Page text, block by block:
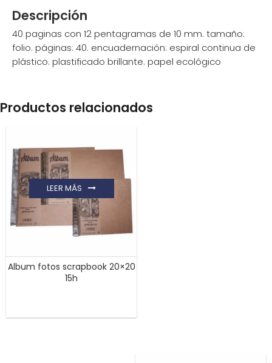
Descripción
40 paginas con 12 pentagramas de 10 mm. tamaño:
folio. páginas: 40. encuadernación: espiral continua de
plástico. plastificado brillante. papel ecológico
Productos relacionados
Album fotos scrapbook 20×20
15h
LEER MÁS